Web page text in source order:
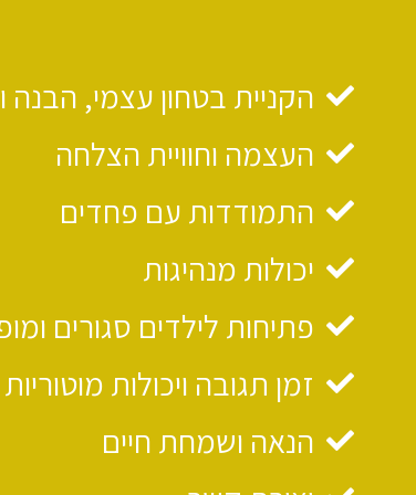
הקניית בטחון עצמי, הבנה
העצמה וחוויית הצלחה
התמודדות עם פחדים
יכולות מנהיגות
פתיחות לילדים סגורים
זמן תגובה ויכולות מוטוריות
הנאה ושמחת חיים